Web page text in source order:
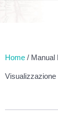
Home / Manual
Visualizzazione